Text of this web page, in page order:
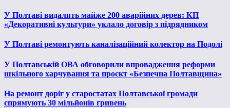
У Полтаві видалять майже 200 аварійних дерев: КП
«Декоративні культури» уклало договір з підрядником
У Полтаві ремонтують каналізаційний колектор на Подолі
У Полтавській ОВА обговорили впровадження реформи
шкільного харчування та проєкт «Безпечна Полтавщина»
На ремонт доріг у старостатах Полтавської громади
спрямують 30 мільйонів гривень